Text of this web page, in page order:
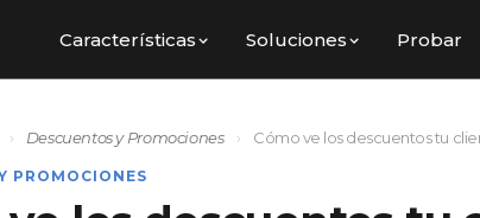
Características Soluciones Probar
› Descuentos y Promociones › Cómo ve los descuentos tu
PROMOCIONES